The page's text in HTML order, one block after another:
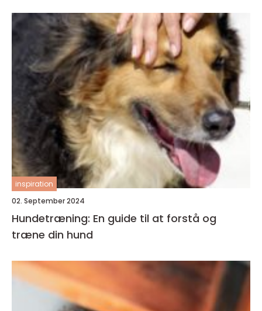
inspiration
02. September 2024
Hundetræning: En guide til at forstå og
træne din hund